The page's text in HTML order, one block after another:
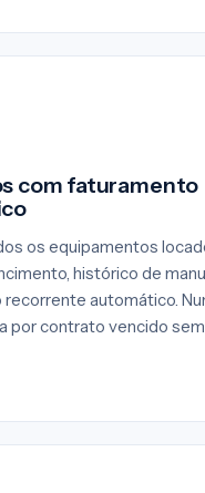
com faturamento
os equipamentos
histórico de
automático.
por contrato vencido sem